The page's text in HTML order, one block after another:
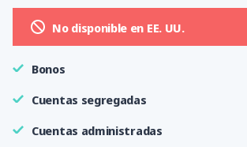
No disponible en EE. UU.
Bonos
Cuentas segregadas
Cuentas administradas